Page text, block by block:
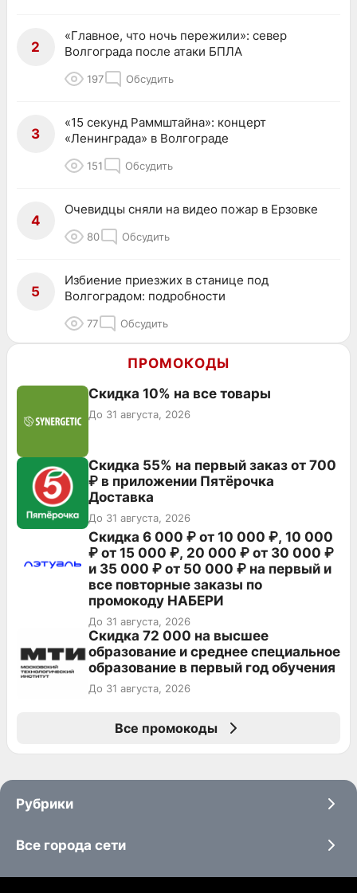
2
«Главное, что ночь пережили»: север
Волгограда после атаки БПЛА
197 Обсудить
3
«15 секунд Раммштайна»: концерт
«Ленинграда» в Волгограде
151 Обсудить
4
Очевидцы сняли на видео пожар в Ерзовке
80 Обсудить
5
Избиение приезжих в станице под
Волгоградом: подробности
77 Обсудить
ПРОМОКОДЫ
Скидка 10% на все товары
До 31 августа, 2026
Скидка 55% на первый заказ от 700
₽ в приложении Пятёрочка
Доставка
До 31 августа, 2026
Скидка 6 000 ₽ от 10 000 ₽, 10 000
₽ от 15 000 ₽, 20 000 ₽ от 30 000 ₽
и 35 000 ₽ от 50 000 ₽ на первый и
все повторные заказы по
промокоду НАБЕРИ
До 31 августа, 2026
Скидка 72 000 на высшее
образование и среднее специальное
образование в первый год обучения
До 31 августа, 2026
Все промокоды
Рубрики
Все города сети